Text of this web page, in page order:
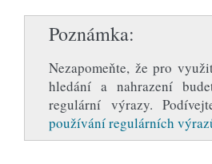
Poznámka
Nezapomeňte, že pro
hledání a nahrazení
regulární výrazy.
používání regulárních